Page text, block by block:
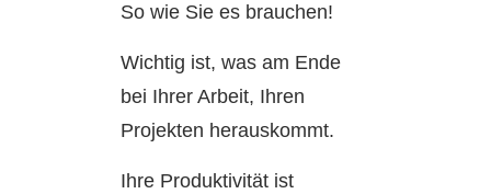
So wie Sie es brauchen!
Wichtig ist, was am Ende
bei Ihrer Arbeit, Ihren
Projekten herauskommt.
Ihre Produktivität ist